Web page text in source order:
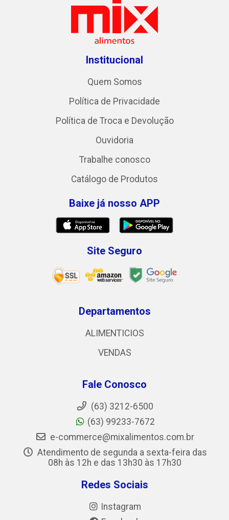
Institucional
Quem Somos
Política de Privacidade
Política de Troca e Devolução
Ouvidoria
Trabalhe conosco
Catálogo de Produtos
Baixe já nosso APP
Site Seguro
Departamentos
ALIMENTICIOS
VENDAS
Fale Conosco
(63) 3212-6500
(63) 99233-7672
e-commerce@mixalimentos.com.br
Atendimento de segunda a sexta-feira das
08h às 12h e das 13h30 às 17h30
Redes Sociais
Instagram